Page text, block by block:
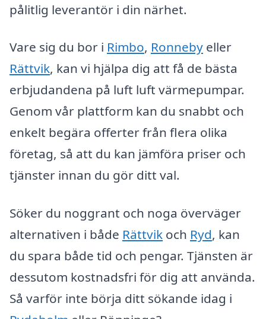
pålitlig leverantör i din närhet.
Vare sig du bor i Rimbo, Ronneby eller
Rättvik, kan vi hjälpa dig att få de bästa
erbjudandena på luft luft värmepumpar.
Genom vår plattform kan du snabbt och
enkelt begära offerter från flera olika
företag, så att du kan jämföra priser och
tjänster innan du gör ditt val.
Söker du noggrant och noga överväger
alternativen i både Rättvik och Ryd, kan
du spara både tid och pengar. Tjänsten är
dessutom kostnadsfri för dig att använda.
Så varför inte börja ditt sökande idag i